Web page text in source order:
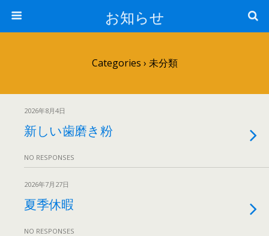
お知らせ
Categories › 未分類
2026年8月4日
新しい歯磨き粉
NO RESPONSES
2026年7月27日
夏季休暇
NO RESPONSES